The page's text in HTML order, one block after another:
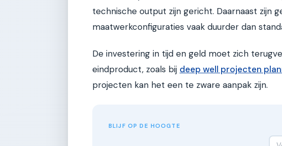
technische output zijn gericht. Daarnaast zijn
maatwerkconfiguraties vaak duurder dan
De investering in tijd en geld moet zich
eindproduct, zoals bij deep well projecten
projecten kan het een te zware aanpak zijn.
BLIJF OP DE HOOGTE